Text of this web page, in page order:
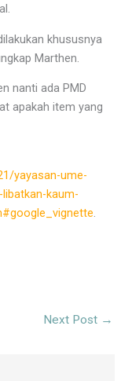
khususnya
Marthen.
nanti ada PMD
apakah item yang
yayasan-ume-
kaum-
.
Next Post →